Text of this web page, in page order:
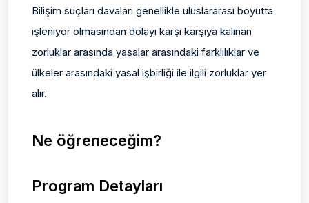
Bilişim suçları davaları genellikle uluslararası boyutta
işleniyor olmasından dolayı karşı karşıya kalınan
zorluklar arasında yasalar arasındaki farklılıklar ve
ülkeler arasındaki yasal işbirliği ile ilgili zorluklar yer
alır.
Ne öğreneceğim?
Program Detayları